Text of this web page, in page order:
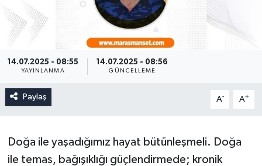
14.07.2025 - 08:55
YAYINLANMA
14.07.2025 - 08:56
GÜNCELLEME
Paylaş A- A+
Doğa ile yaşadığımız hayat bütünleşmeli. Doğa
ile temas, bağışıklığı güçlendirmede; kronik